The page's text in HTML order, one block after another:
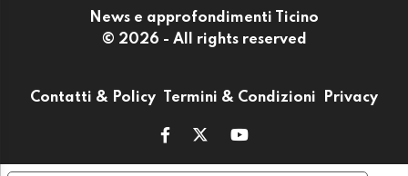
News e approfondimenti Ticino
© 2026 - All rights reserved
Contatti & Policy Termini & Condizioni Privacy